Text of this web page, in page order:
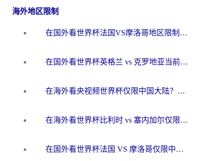
海外地区限制
在国外看世界杯法国VS摩洛哥地区限制？这篇指南让你流畅看中文解说无压力
在国外看世界杯英格兰 vs 克罗地亚当前地区不可播放？这篇指南帮你搞定所有海外观赛难题
在海外看央视频世界杯仅限中国大陆？这篇指南帮你解锁中文解说+无卡顿直播
在海外看世界杯比利时 vs 塞内加尔仅限中国大陆？我找到了最流畅的中文解说之路
在国外看世界杯法国 VS 摩洛哥仅限中国大陆？海外党这样看中文解说赛事不卡顿